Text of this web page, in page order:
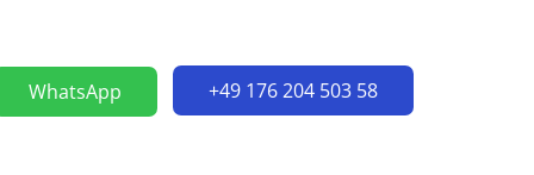
WhatsApp +49 176 204 503 58